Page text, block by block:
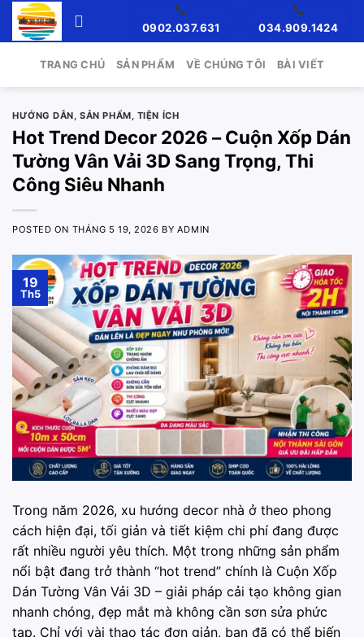
Skip
0902.037.631 034.909.1424
TRANG CHỦ SẢN PHẨM VỀ CHÚNG TÔI BÀI VIẾT
HƯỚNG DẪN,SẢN PHẨM, TIỆN ÍCH
Hot Trend Decor 2026 – Cuộn Xốp Dán
Tường Vân Vải 3D Sang Trọng, Thi
Công Siêu Nhanh
POSTED ON THÁNG 5 19, 2026 BY ADMIN
19
Th5
Trong năm 2026, xu hướng decor nhà ở theo phong
cách hiện đại, tối giản và tiết kiệm chi phí đang được
rất nhiều người yêu thích. Một trong những sản phẩm
nổi bật đang trở thành “hot trend” chính là Cuộn Xốp
Dán Tường Vân Vải 3D – giải pháp cải tạo không gian
nhanh chóng, đẹp mắt mà không cần sơn sửa phức
tạp. Chỉ với vài thao tác đơn giản, bạn đã có thể biến